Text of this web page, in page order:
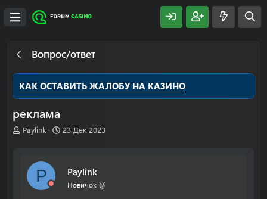
Вопрос/ответ
КАК ОСТАВИТЬ ЖАЛОБУ НА КАЗИНО
реклама
А
Paylink
Д
23 Дек 2023
P Paylink
Новичок 🥉